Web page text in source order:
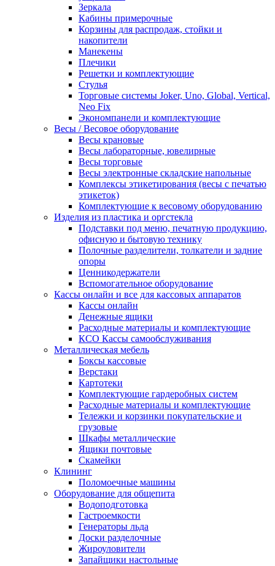
Зеркала
Кабины примерочные
Корзины для распродаж, стойки и
накопители
Манекены
Плечики
Решетки и комплектующие
Стулья
Торговые системы Joker, Uno, Global, Vertical,
Neo Fix
Экономпанели и комплектующие
Весы / Весовое оборудование
Весы крановые
Весы лабораторные, ювелирные
Весы торговые
Весы электронные складские напольные
Комплексы этикетирования (весы с печатью
этикеток)
Комплектующие к весовому оборудованию
Изделия из пластика и оргстекла
Подставки под меню, печатную продукцию,
офисную и бытовую технику
Полочные разделители, толкатели и задние
опоры
Ценникодержатели
Вспомогательное оборудование
Кассы онлайн и все для кассовых аппаратов
Кассы онлайн
Денежные ящики
Расходные материалы и комплектующие
КСО Кассы самообслуживания
Металлическая мебель
Боксы кассовые
Верстаки
Картотеки
Комплектующие гардеробных систем
Расходные материалы и комплектующие
Тележки и корзинки покупательские и
грузовые
Шкафы металлические
Ящики почтовые
Скамейки
Клининг
Поломоечные машины
Оборудование для общепита
Водоподготовка
Гастроемкости
Генераторы льда
Доски разделочные
Жироуловители
Запайщики настольные